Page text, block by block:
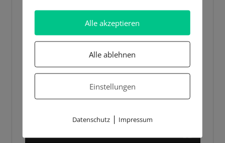
Alle akzeptieren
Alle ablehnen
Einstellungen
Datenschutz| Impressum